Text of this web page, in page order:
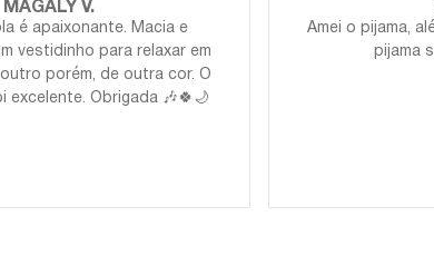
MAGALY V.
é apaixonante. Macia e
vestidinho para relaxar em
porém, de outra cor. O
excelente. Obrigada 🎶🍀🌙
Amei o pijama,
pijama